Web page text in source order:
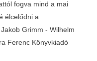
fogva mind a mai
élcelődni a
Grimm - Wilhelm
Ferenc Könyvkiadó